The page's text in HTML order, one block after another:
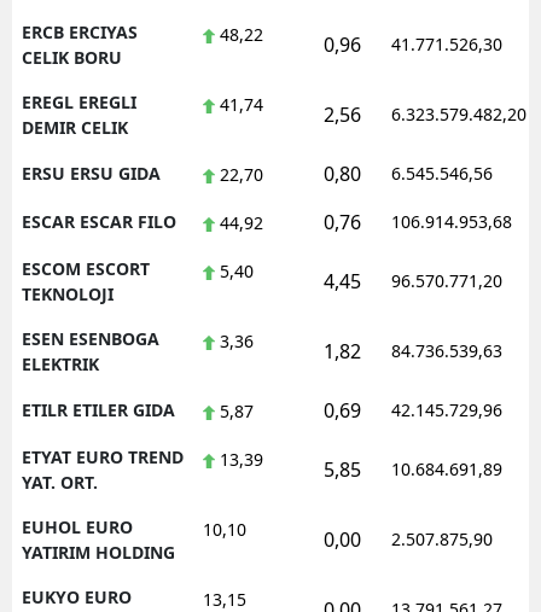
ERCB ERCIYAS
CELIK BORU
48,22 0,96 41.771.526,30
EREGL EREGLI
DEMIR CELIK
41,74 2,56 6.323.579.482,20
ERSU ERSU GIDA 22,70 0,80 6.545.546,56
ESCAR ESCAR FILO 44,92 0,76 106.914.953,68
ESCOM ESCORT
TEKNOLOJI
5,40 4,45 96.570.771,20
ESEN ESENBOGA
ELEKTRIK
3,36 1,82 84.736.539,63
ETILR ETILER GIDA 5,87 0,69 42.145.729,96
ETYAT EURO TREND
YAT. ORT.
13,39 5,85 10.684.691,89
EUHOL EURO
YATIRIM HOLDING
10,10 0,00 2.507.875,90
EUKYO EURO
13,15